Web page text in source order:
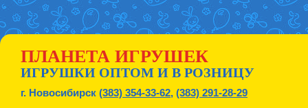
ПЛАНЕТА ИГРУШЕК
ИГРУШКИ ОПТОМ И В РОЗНИЦУ
г. Новосибирск (383) 354-33-62, (383) 291-28-29